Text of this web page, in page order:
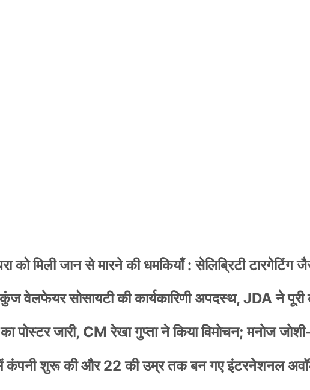
मिली जान से मारने की धमकियाँ : सेलिब्रिटी टारगेटिंग
वेलफेयर सोसायटी की कार्यकारिणी अपदस्थ, JDA ने पूरी
का पोस्टर जारी, CM रेखा गुप्ता ने किया विमोचन; मनोज
कंपनी शुरू की और 22 की उम्र तक बन गए इंटरनेशनल